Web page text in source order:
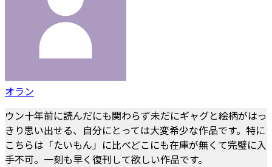
オラン
ウン十年前に読んだにも関わらず未だにギャグと絵柄がはっ
きり思い出せる、自分にとっては大変希少な作品です。特に
こちらは「たいもん」に比べどこにも在庫が無くて完璧に入
手不可。一刻も早く復刊して欲しい作品です。